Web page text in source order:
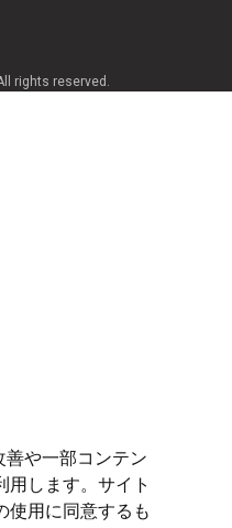
善や一部コンテン
用します。サイト
使用に同意するも
rights reserved.